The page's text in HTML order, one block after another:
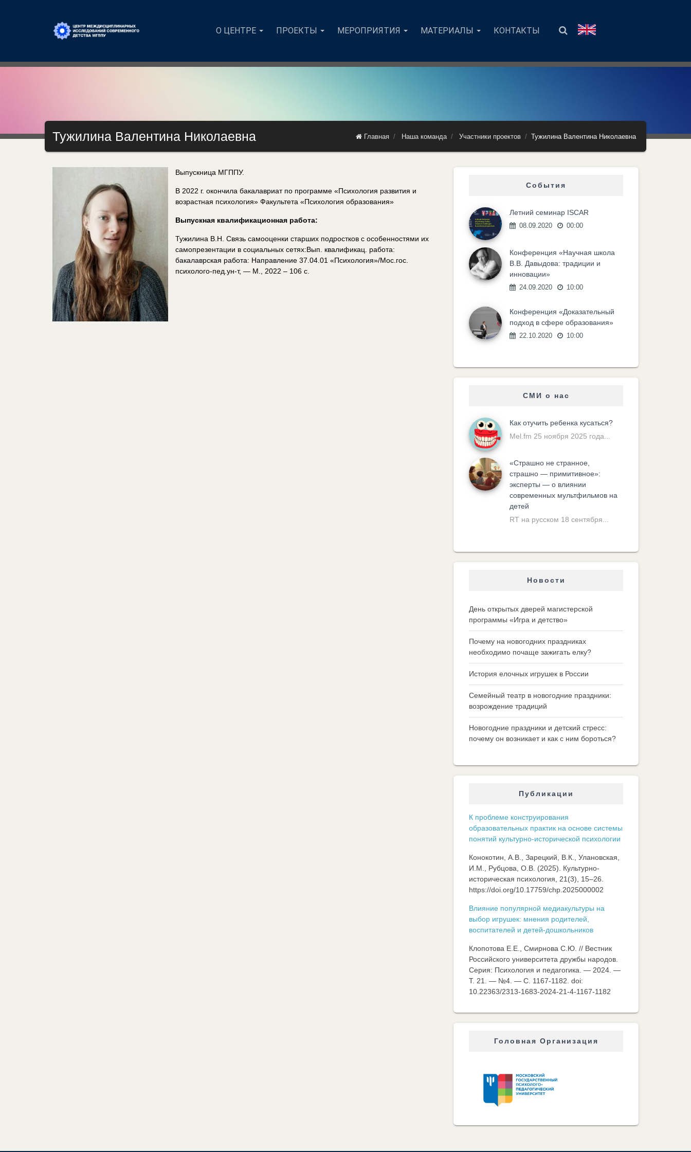
О ЦЕНТРЕ ПРОЕКТЫ МЕРОПРИЯТИЯ МАТЕРИАЛЫ КОНТАКТЫ
Тужилина Валентина Николаевна Главная Наша команда Участники проектов Тужилина Валентина Николаевна
Выпускница МГППУ.
В 2022 г. окончила бакалавриат по программе «Психология развития и
возрастная психология» Факультета «Психология образования»
Выпускная квалификационная работа:
Тужилина В.Н. Связь самооценки старших подростков с особенностями их
самопрезентации в социальных сетях:Вып. квалификац. работа:
бакалаврская работа: Направление 37.04.01 «Психология»/Мос.гос.
психолого-пед.ун-т, — М., 2022 – 106 с.
События
Летний семинар ISCAR
08.09.2020 00:00
Конференция «Научная школа
В.В. Давыдова: традиции и
инновации»
24.09.2020 10:00
Конференция «Доказательный
подход в сфере образования»
22.10.2020 10:00
СМИ о нас
Как отучить ребенка кусаться?
Mel.fm 25 ноября 2025 года...
«Cтрашно не странное,
страшно — примитивное»:
эксперты — о влиянии
современных мультфильмов на
детей
RT на русском 18 сентября...
Новости
День открытых дверей магистерской
программы «Игра и детство»
Почему на новогодних праздниках
необходимо почаще зажигать елку?
История елочных игрушек в России
Семейный театр в новогодние праздники:
возрождение традиций
Новогодние праздники и детский стресс:
почему он возникает и как с ним бороться?
Публикации
К проблеме конструирования
образовательных практик на основе системы
понятий культурно-исторической психологии
Конокотин, А.В., Зарецкий, В.К., Улановская,
И.М., Рубцова, О.В. (2025). Культурно-
историческая психология, 21(3), 15–26.
https://doi.org/10.17759/chp.2025000002
Влияние популярной медиакультуры на
выбор игрушек: мнения родителей,
воспитателей и детей-дошкольников
Клопотова Е.Е., Смирнова С.Ю. // Вестник
Российского университета дружбы народов.
Серия: Психология и педагогика. — 2024. —
Т. 21. — №4. — C. 1167-1182. doi:
10.22363/2313-1683-2024-21-4-1167-1182
Головная Организация